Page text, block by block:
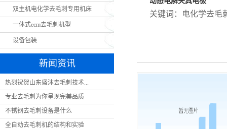
双主机电化学去毛刺专用机床
一体式ecm去毛刺机型
设备包装
新闻资讯
热烈祝贺山东盛沐去毛刺技术...
专业去毛刺为你呈现完美品质
不锈钢去毛刺设备是什么
全自动去毛刺机的结构和实验
关键词： 电化学去毛